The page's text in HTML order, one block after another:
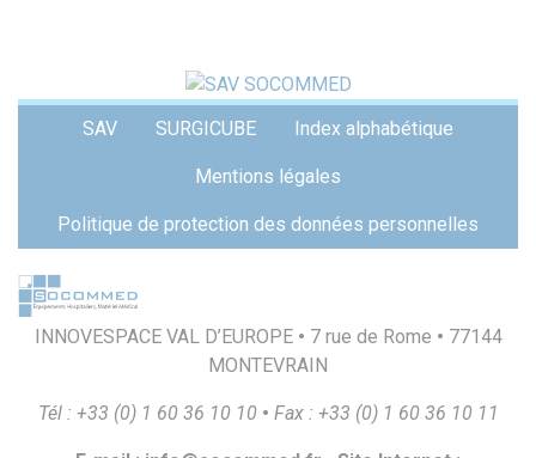
SAV SURGICUBE Index alphabétique
Mentions légales
Politique de protection des données personnelles
INNOVESPACE VAL D’EUROPE • 7 rue de Rome • 77144
MONTEVRAIN
Tél : +33 (0) 1 60 36 10 10 • Fax : +33 (0) 1 60 36 10 1 1